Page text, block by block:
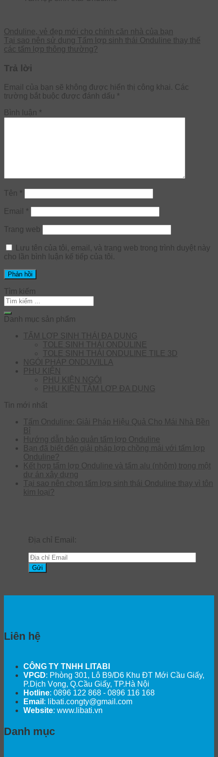
Onduline, vẻ đẹp mới cho chính căn nhà của bạn
Tại sao nên sử dụng Tấm lợp sinh thái Onduline thay thế
các tấm lợp thông thường?
Trả lời
Email của bạn sẽ không được hiển thị công khai. Các
trường bắt buộc được đánh dấu *
Bình luận *
Tên *
Email *
Trang web
Lưu tên của tôi, email, và trang web trong trình duyệt này
cho lần bình luận kế tiếp của tôi.
Tìm kiếm
Danh mục sản phẩm
TẤM LỢP SINH THÁI ĐA DỤNG
TOLE SINH THÁI ONDULINE
TOLE SINH THÁI ONDULINE TILE 3D
NGÓI PHÁP ONDUVILLA
PHỤ KIỆN
PHỤ KIỆN NGÓI
PHỤ KIỆN TẤM LỢP ĐA DỤNG
Tin mới nhất
Tấm Onduline: Giải Pháp Hiệu Quả Cho Mái Nhà Bền
Bỉ
Hướng dẫn bảo quản tấm lợp Onduline
Bạn đã biết đến giải pháp lợp chồng mái với tấm lợp
Onduline?
Kết hợp tấm lợp Onduline và tấm alu (nhôm) trong một
dự án xây dựng
Tại sao nên chọn tấm lợp sinh thái Onduline thay vì tôn
kim loại?
Địa chỉ Email:
Liên hệ
CÔNG TY TNHH LITABI
VPGD: Phòng 301, Lô B9/D6 Khu ĐT Mới Cầu Giấy,
P.Dịch Vọng, Q.Cầu Giấy, TP.Hà Nội
Hotline: 0896 122 868 - 0896 116 168
Email : libati.congty@gmail.com
Website: www.libati.vn
Danh mục